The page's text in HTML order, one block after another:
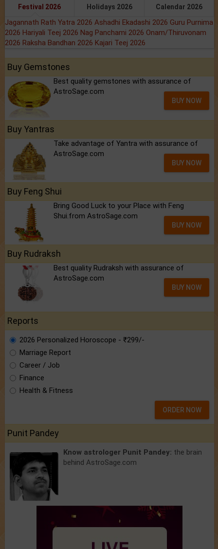
Festival 2026 Holidays 2026 Calendar 2026
Jagannath Rath Yatra 2026 Ashadhi Ekadashi 2026 Guru Purnima
2026 Hariyali Teej 2026 Nag Panchami 2026 Onam/Thiruvonam
2026 Raksha Bandhan 2026 Kajari Teej 2026
Buy Gemstones
Best quality gemstones with assurance of
AstroSage.com
BUY NOW
Buy Yantras
Take advantage of Yantra with assurance of
AstroSage.com
BUY NOW
Buy Feng Shui
Bring Good Luck to your Place with Feng
Shui.from AstroSage.com
BUY NOW
Buy Rudraksh
Best quality Rudraksh with assurance of
AstroSage.com
BUY NOW
Reports
2026 Personalized Horoscope - ₹299/-
Marriage Report
Career / Job
Finance
Health & Fitness
ORDER NOW
Punit Pandey
Know astrologer Punit Pandey: the brain
behind AstroSage.com